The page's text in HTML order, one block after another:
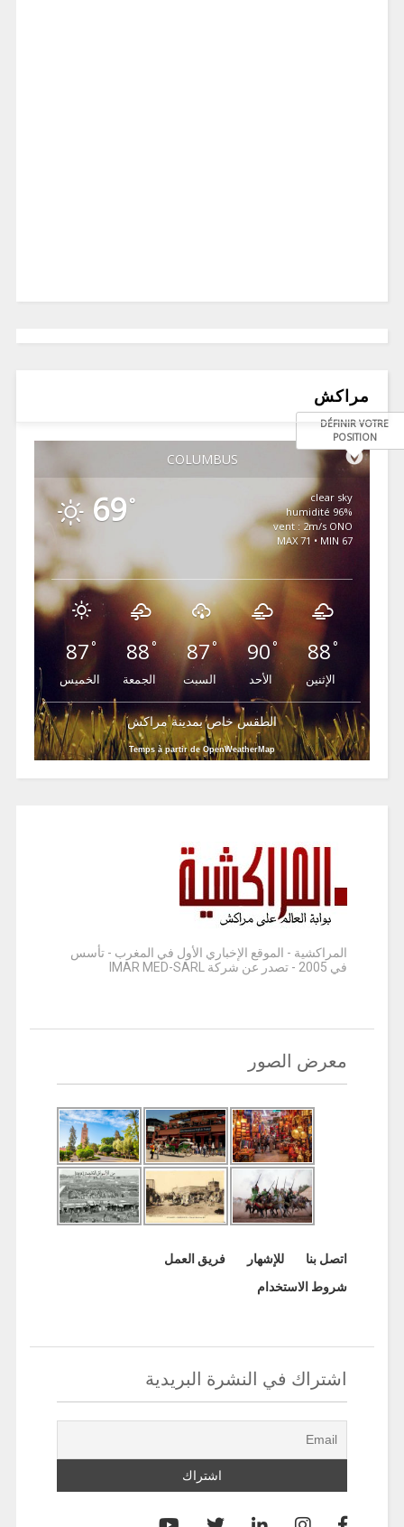
مراكش
COLUMBUS
DÉFINIR VOTRE
POSITION
69 °
clear sky
96% humidité
vent : 2m/s ONO
MAX 71 • MIN 67
87°
الخميس
88°
الجمعة
87°
السبت
90°
الأحد
88°
الإثنين
الطقس خاص بمدينة مراكش
Temps à partir de OpenWeatherMap
المراكشية - الموقع الإخباري الأول في المغرب - تأسس
في 2005 - تصدر عن شركة IMAR MED-SARL
معرض الصور
اتصل بنا للإشهار
فريق العمل
شروط الاستخدام
اشتراك في النشرة البريدية